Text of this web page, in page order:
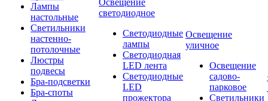
Лампы
настольные
Светильники
настенно-
потолочные
Люстры
подвесы
Бра-подсветки
Бра-споты
Освещение
светодиодное
Светодиодные
лампы
Светодиодная
LED лента
Светодиодные
LED
прожектора
Освещение
уличное
Освещение
садово-
парковое
Светильники